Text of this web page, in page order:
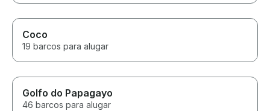
Coco
19 barcos para alugar
Golfo do Papagayo
46 barcos para alugar